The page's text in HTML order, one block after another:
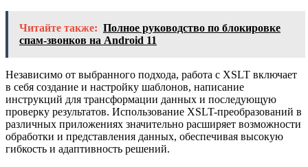
Читайте также: Полное руководство по блокировке
спам-звонков на Android 11
Независимо от выбранного подхода, работа с XSLT включает
в себя создание и настройку шаблонов, написание
инструкций для трансформации данных и последующую
проверку результатов. Использование XSLT-преобразований в
различных приложениях значительно расширяет возможности
обработки и представления данных, обеспечивая высокую
гибкость и адаптивность решений.